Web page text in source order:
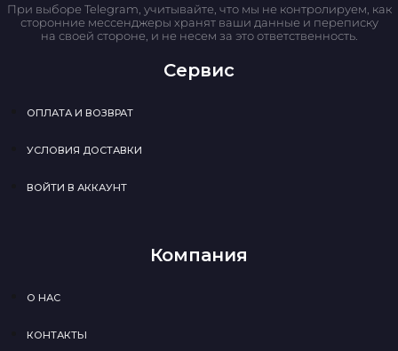
При выборе Telegram, учитывайте, что мы не контролируем, как
сторонние мессенджеры хранят ваши данные и переписку
на своей стороне, и не несем за это ответственность.
Сервис
ОПЛАТА И ВОЗВРАТ
УСЛОВИЯ ДОСТАВКИ
ВОЙТИ В АККАУНТ
Компания
О НАС
КОНТАКТЫ